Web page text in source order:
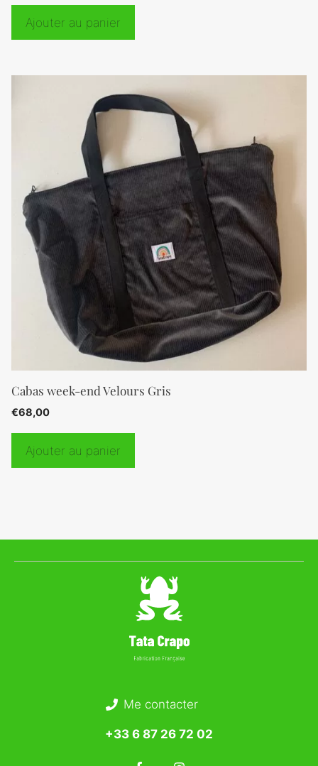
Ajouter au panier
Cabas week-end Velours Gris
€68,00
Ajouter au panier
Me contacter
+33 6 87 26 72 02